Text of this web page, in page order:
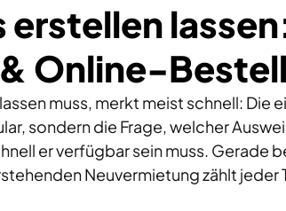
erstellen
Online-
muss, merkt meist schnell: Die
sondern die Frage, welcher
er verfügbar sein muss. Gerade
Neuvermietung zählt jeder